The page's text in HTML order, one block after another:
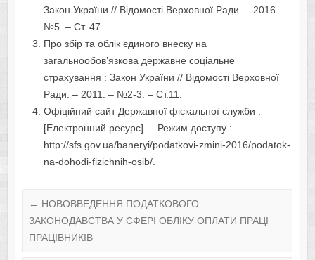
Закон України // Відомості Верховної Ради. – 2016. –
№5. – Ст. 47.
Про збір та облік єдиного внеску на
загальнообов’язкова державне соціальне
страхування : Закон України // Відомості Верховної
Ради. – 2011. – №2-3. – Ст.11.
Офіційний сайт Державної фіскальної служби :
[Електронний ресурс]. – Режим доступу :
http://sfs.gov.ua/baneryi/podatkovi-zmini-2016/podatok-
na-dohodi-fizichnih-osib/.
← НОВОВВЕДЕННЯ ПОДАТКОВОГО
ЗАКОНОДАВСТВА У СФЕРІ ОБЛІКУ ОПЛАТИ ПРАЦІ
ПРАЦІВНИКІВ